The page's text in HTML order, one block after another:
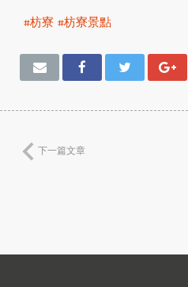
#枋寮 #枋寮景點
下一篇文章